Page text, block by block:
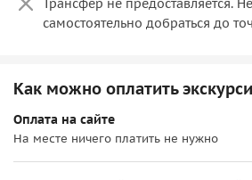
Трансфер не предоставляется.
самостоятельно добраться до
Как можно оплатить
Оплата на сайте
На месте ничего платить не нужно